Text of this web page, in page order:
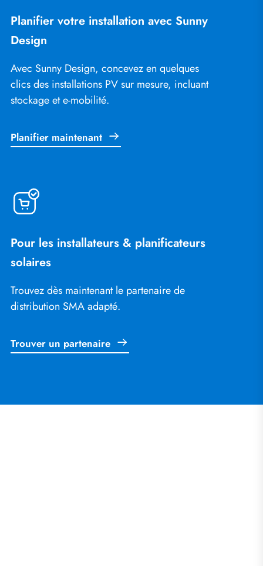
Planifier votre installation avec Sunny
Design
Avec Sunny Design, concevez en quelques
clics des installations PV sur mesure, incluant
stockage et e-mobilité.
Planifier maintenant
Pour les installateurs & planificateurs
solaires
Trouvez dès maintenant le partenaire de
distribution SMA adapté.
Trouver un partenaire